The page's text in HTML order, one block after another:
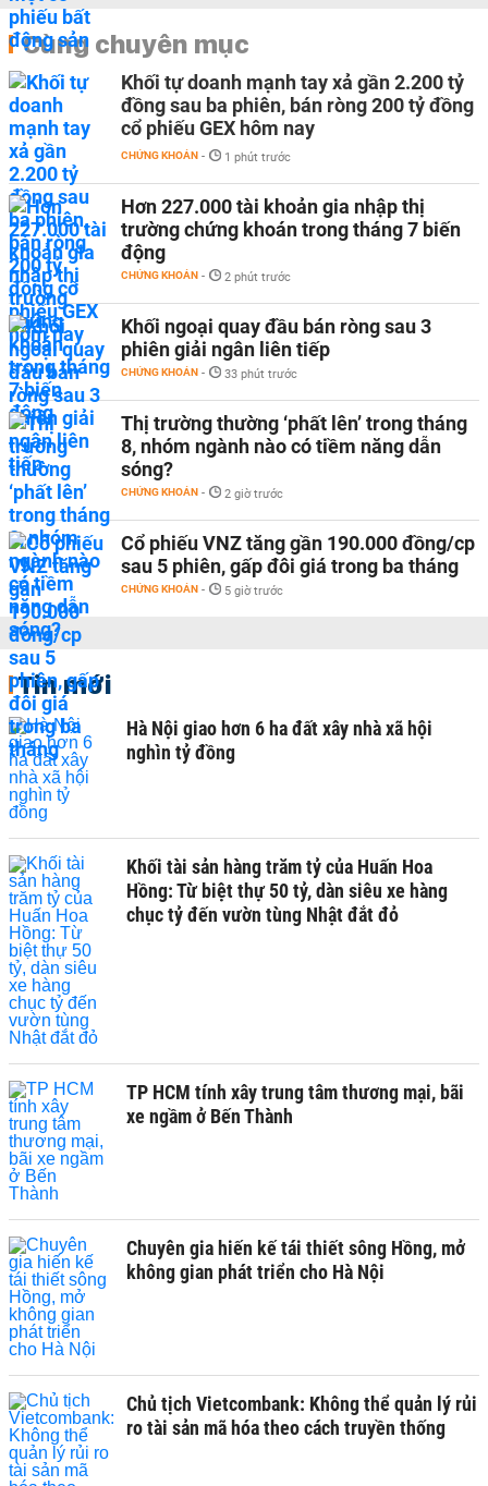
Cùng chuyên mục
Khối tự doanh mạnh tay xả gần 2.200 tỷ
đồng sau ba phiên, bán ròng 200 tỷ đồng
cổ phiếu GEX hôm nay
CHỨNG KHOÁN - 1 phút trước
Hơn 227.000 tài khoản gia nhập thị
trường chứng khoán trong tháng 7 biến
động
CHỨNG KHOÁN - 2 phút trước
Khối ngoại quay đầu bán ròng sau 3
phiên giải ngân liên tiếp
CHỨNG KHOÁN - 33 phút trước
Thị trường thường ‘phất lên’ trong tháng
8, nhóm ngành nào có tiềm năng dẫn
sóng?
CHỨNG KHOÁN - 2 giờ trước
Cổ phiếu VNZ tăng gần 190.000 đồng/cp
sau 5 phiên, gấp đôi giá trong ba tháng
CHỨNG KHOÁN - 5 giờ trước
Tin mới
Hà Nội giao hơn 6 ha đất xây nhà xã hội
nghìn tỷ đồng
Khối tài sản hàng trăm tỷ của Huấn Hoa
Hồng: Từ biệt thự 50 tỷ, dàn siêu xe hàng
chục tỷ đến vườn tùng Nhật đắt đỏ
TP HCM tính xây trung tâm thương mại, bãi
xe ngầm ở Bến Thành
Chuyên gia hiến kế tái thiết sông Hồng, mở
không gian phát triển cho Hà Nội
Chủ tịch Vietcombank: Không thể quản lý rủi
ro tài sản mã hóa theo cách truyền thống